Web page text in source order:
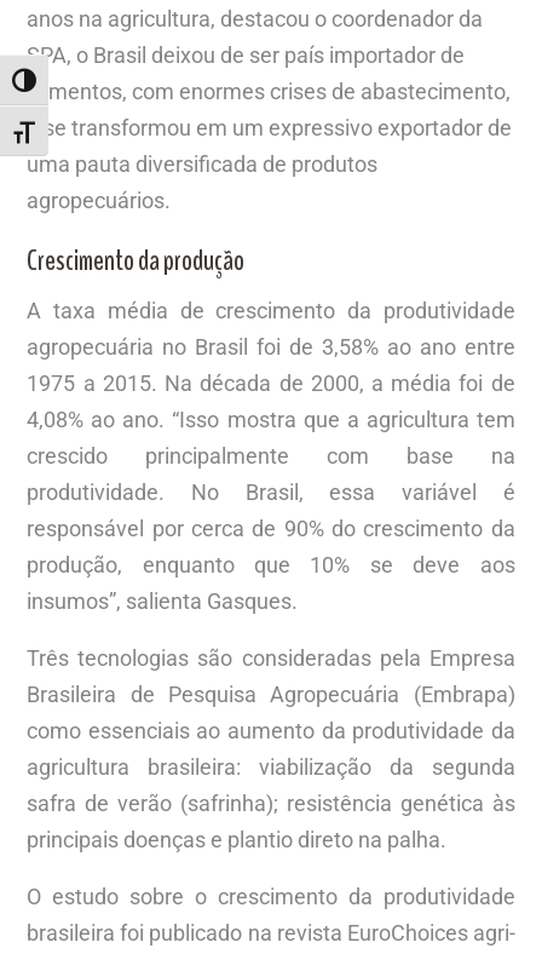
ALTERNAR ALTO CONTRASTE
ALTERNAR TAMANHO DA FONTE
anos na agricultura, destacou o coordenador da
SPA, o Brasil deixou de ser país importador de
alimentos, com enormes crises de abastecimento,
e se transformou em um expressivo exportador de
uma pauta diversificada de produtos
agropecuários.
Crescimento da produção
A taxa média de crescimento da produtividade
agropecuária no Brasil foi de 3,58% ao ano entre
1975 a 2015. Na década de 2000, a média foi de
4,08% ao ano. “Isso mostra que a agricultura tem
crescido principalmente com base na
produtividade. No Brasil, essa variável é
responsável por cerca de 90% do crescimento da
produção, enquanto que 10% se deve aos
insumos”, salienta Gasques.
Três tecnologias são consideradas pela Empresa
Brasileira de Pesquisa Agropecuária (Embrapa)
como essenciais ao aumento da produtividade da
agricultura brasileira: viabilização da segunda
safra de verão (safrinha); resistência genética às
principais doenças e plantio direto na palha.
O estudo sobre o crescimento da produtividade
brasileira foi publicado na revista EuroChoices agri-